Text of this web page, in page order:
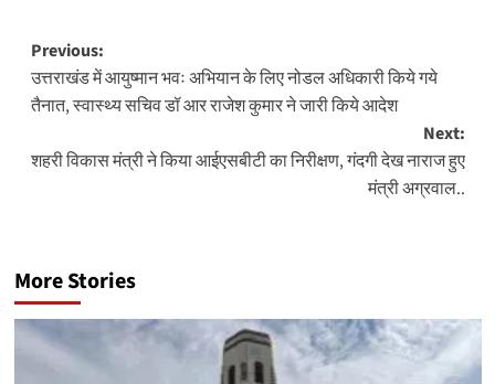
Post
navigation
Previous:
उत्तराखंड में आयुष्मान भवः अभियान के लिए नोडल अधिकारी किये गये
तैनात, स्वास्थ्य सचिव डॉ आर राजेश कुमार ने जारी किये आदेश
Next:
शहरी विकास मंत्री ने किया आईएसबीटी का निरीक्षण, गंदगी देख नाराज हुए
मंत्री अग्रवाल..
More Stories